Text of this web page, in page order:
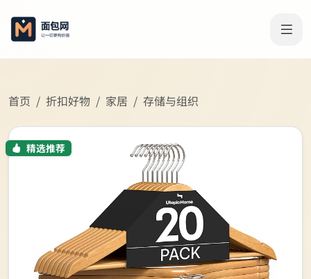
首页 折扣好物 家居 存储与组织
精选推荐